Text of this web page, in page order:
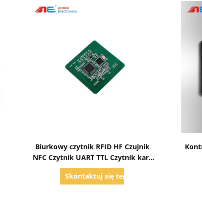
Biurkowy czytnik RFID HF Czujnik
NFC Czytnik UART TTL Czytnik kart
inteligentnych HF 13,56 MHz
Skontaktuj się teraz